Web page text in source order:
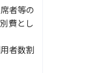
者等の
費とし
者数割